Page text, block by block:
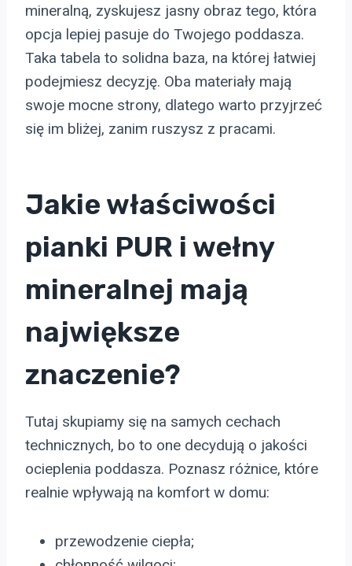
mineralną, zyskujesz jasny obraz tego, która
opcja lepiej pasuje do Twojego poddasza.
Taka tabela to solidna baza, na której łatwiej
podejmiesz decyzję. Oba materiały mają
swoje mocne strony, dlatego warto przyjrzeć
się im bliżej, zanim ruszysz z pracami.
Jakie właściwości
pianki PUR i wełny
mineralnej mają
największe
znaczenie?
Tutaj skupiamy się na samych cechach
technicznych, bo to one decydują o jakości
ocieplenia poddasza. Poznasz różnice, które
realnie wpływają na komfort w domu:
przewodzenie ciepła;